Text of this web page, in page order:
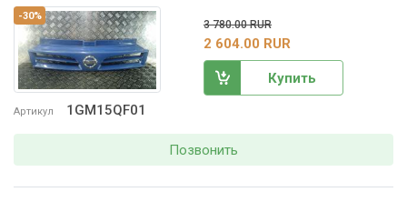
-30%
Артикул 1GM15QF01
3 780.00 RUR
2 604.00 RUR
Купить
Позвонить